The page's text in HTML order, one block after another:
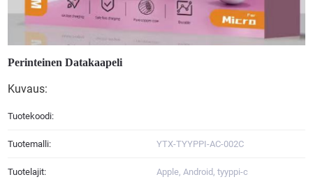
Perinteinen Datakaapeli
Kuvaus:
Tuotekoodi:
Tuotemalli: YTX-TYYPPI-AC-002C
Tuotelajit: Apple, Android, tyyppi-c